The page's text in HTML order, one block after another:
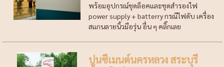
พร้อมอุปกรณ์ชุดล็อคและชุดสำรองไฟ
power supply + batterry กรณีไฟดับ เครื่อง
สแกนลายนิ้วมือรุ่น อื่น ๆ คลิ๊กเลย
ปูนซีเมนต์นครหลวง สระบุรี